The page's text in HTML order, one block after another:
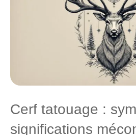
Cerf tatouage :
significations